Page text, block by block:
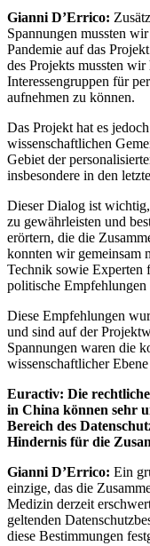
Gianni D’Errico:
Spannungen mussten
Pandemie auf das
des Projekts mussten
Interessengruppen für
aufnehmen zu können.
Das Projekt hat es
wissenschaftlichen
Gebiet der
insbesondere in den
Dieser Dialog ist
zu gewährleisten und
erörtern, die die
konnten wir gemeinsam
Technik sowie Experten
politische
Diese Empfehlungen
und sind auf der
Spannungen waren die
wissenschaftlicher
Euractiv: Die
in China können sehr
Bereich des
Hindernis für die
Gianni D’Errico: Ein
einzige, das die
Medizin derzeit
geltenden
diese Bestimmungen